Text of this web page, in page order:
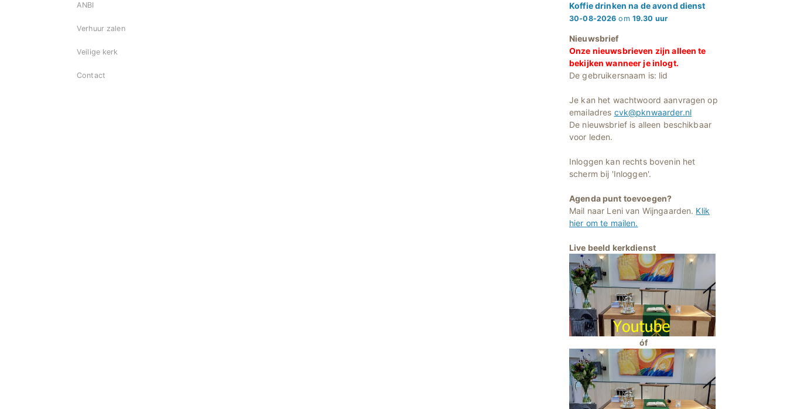
ANBI
Verhuur zalen
Veilige kerk
Contact
Koffie drinken na de avond dienst
30-08-2026 om 19.30 uur
Nieuwsbrief
Onze nieuwsbrieven zijn alleen te
bekijken wanneer je inlogt.
De gebruikersnaam is: lid
Je kan het wachtwoord aanvragen op
emailadres cvk@pknwaarder.nl
De nieuwsbrief is alleen beschikbaar
voor leden.
Inloggen kan rechts bovenin het
scherm bij 'Inloggen'.
Agenda punt toevoegen?
Mail naar Leni van Wijngaarden. Klik
hier om te mailen.
Live beeld kerkdienst
óf